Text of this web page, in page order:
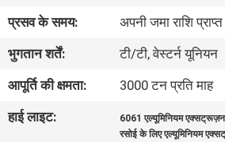
गुणवत्ता
नियंत्रण
संपर्क
करें
प्रसव के समय:
अपनी जमा राशि
भुगतान शर्तें:
टी/टी, वेस्टर्न यूनियन
आपूर्ति की क्षमता:
3000 टन प्रति माह
हाई लाइट:
6061 एल्यूमिनियम
रसोई के लिए एल्यूमिनियम